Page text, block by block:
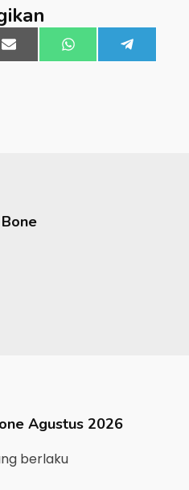
Share
on
Email Share
on
WhatsApp
on
Agustus 2026
berlaku